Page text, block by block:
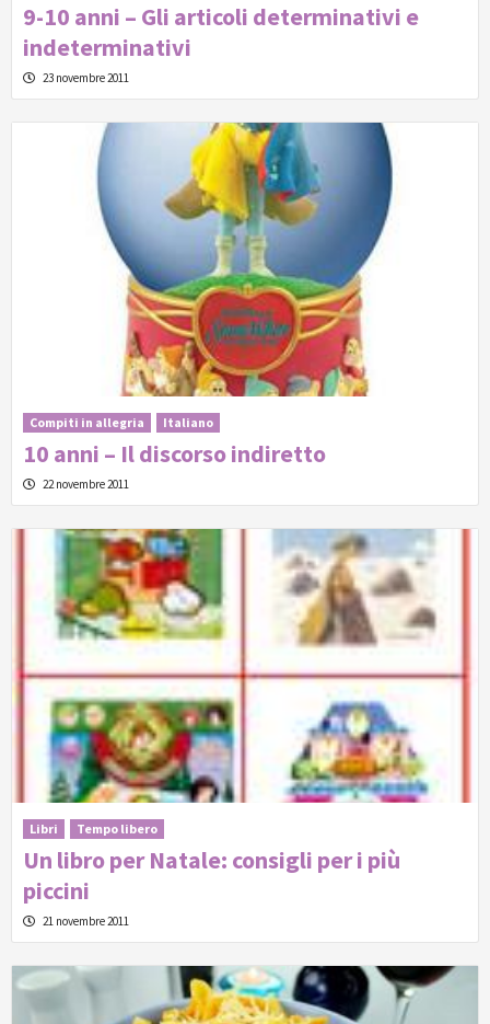
9-10 anni – Gli articoli determinativi e
indeterminativi
23 novembre 2011
Compiti in allegria Italiano
10 anni – Il discorso indiretto
22 novembre 2011
Libri Tempo libero
Un libro per Natale: consigli per i più
piccini
21 novembre 2011